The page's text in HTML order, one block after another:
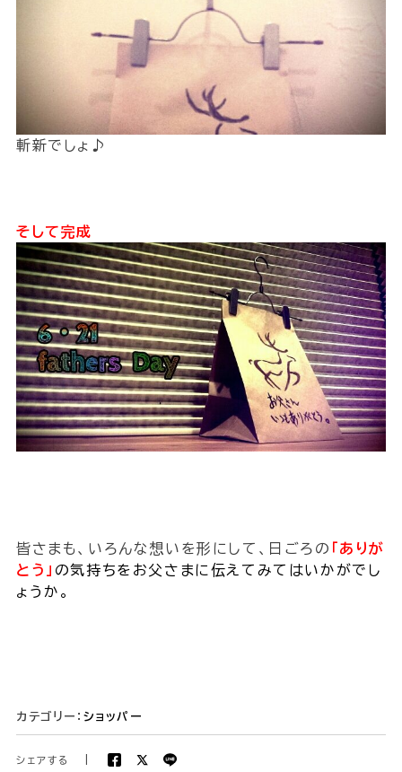
斬新でしょ♪
そして完成
皆さまも、いろんな想いを形にして、日ごろの 「ありが
とう」 の気持ちをお父さまに伝えてみてはいかがでし
ょうか。
カテゴリー： ショッパー
シェアする